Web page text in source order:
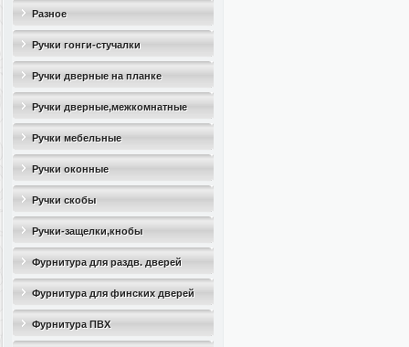
Разное
Ручки гонги-стучалки
Ручки дверные на планке
Ручки дверные,межкомнатные
Ручки мебельные
Ручки оконные
Ручки скобы
Ручки-защелки,кнобы
Фурнитура для раздв. дверей
Фурнитура для финских дверей
Фурнитура ПВХ